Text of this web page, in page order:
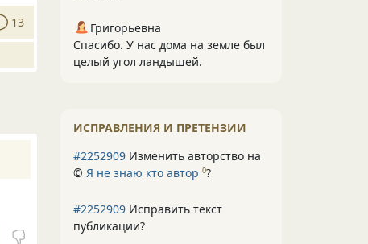
13
Григорьевна
Спасибо. У нас дома на земле был
целый угол ландышей.
ИСПРАВЛЕНИЯ И ПРЕТЕНЗИИ
#2252909 Изменить авторство на
© Я не знаю кто автор 0?
#2252909 Исправить текст
публикации?